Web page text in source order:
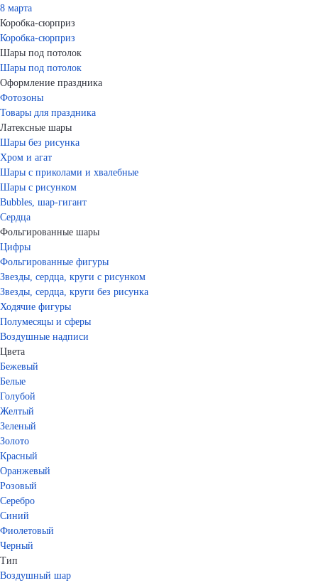
8 марта
Коробка-сюрприз
Коробка-сюрприз
Шары под потолок
Шары под потолок
Оформление праздника
Фотозоны
Товары для праздника
Латексные шары
Шары без рисунка
Хром и агат
Шары с приколами и хвалебные
Шары с рисунком
Bubbles, шар-гигант
Сердца
Фольгированные шары
Цифры
Фольгированные фигуры
Звезды, сердца, круги с рисунком
Звезды, сердца, круги без рисунка
Ходячие фигуры
Полумесяцы и сферы
Воздушные надписи
Цвета
Бежевый
Белые
Голубой
Желтый
Зеленый
Золото
Красный
Оранжевый
Розовый
Серебро
Синий
Фиолетовый
Черный
Тип
Воздушный шар